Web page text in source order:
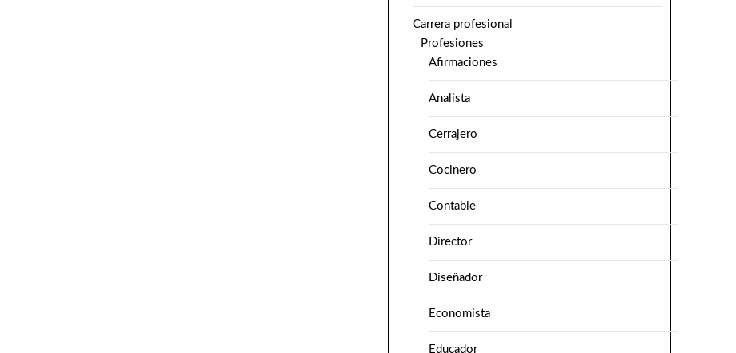
Carrera profesional
Profesiones
Afirmaciones
Analista
Cerrajero
Cocinero
Contable
Director
Diseñador
Economista
Educador